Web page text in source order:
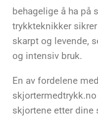
behagelige å ha på
trykkteknikker
skarpt og levende,
og intensiv bruk.
En av fordelene
skjortene etter dine